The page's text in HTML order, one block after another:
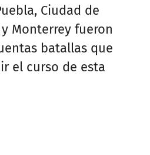
Ciudad de
Monterrey fueron
batallas que
el curso de esta